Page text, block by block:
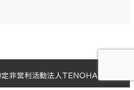
営利活動法人TENOHASI